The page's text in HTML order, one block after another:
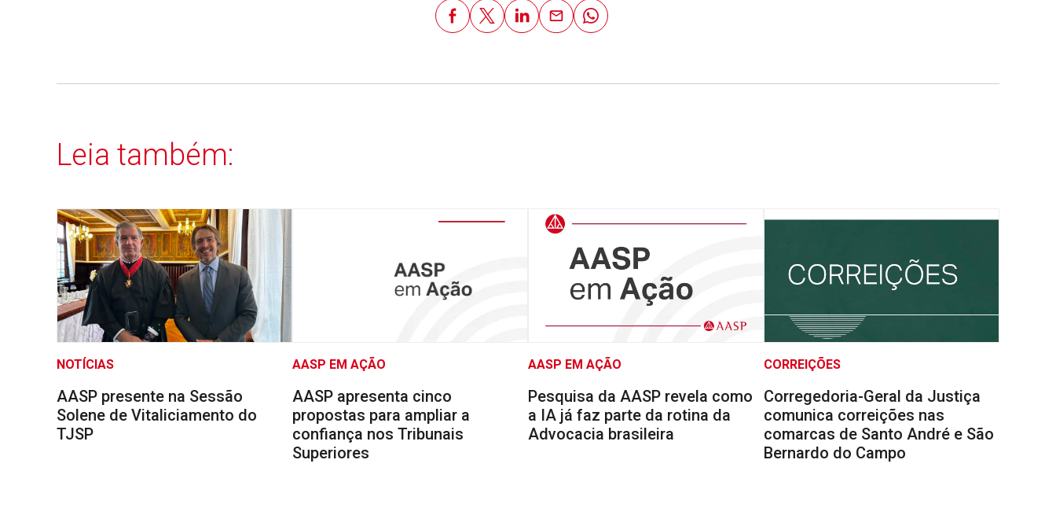
Leia também:
NOTÍCIAS
AASP presente na Sessão
Solene de Vitaliciamento do
TJSP
AASP EM AÇÃO
AASP apresenta cinco
propostas para ampliar a
confiança nos Tribunais
Superiores
AASP EM AÇÃO
Pesquisa da AASP revela como
a IA já faz parte da rotina da
Advocacia brasileira
CORREIÇÕES
Corregedoria-Geral da Justiça
comunica correições nas
comarcas de Santo André e São
Bernardo do Campo